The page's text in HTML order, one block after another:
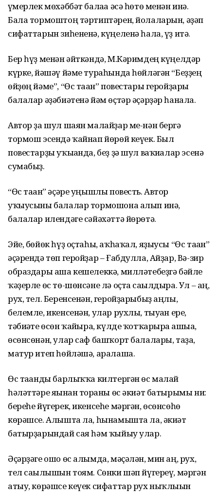
ғүмерлек мөхәббәт балаға әсә һөтө менән инә.
Бала тормоштоң тәртиптәрен, йолаларын, әҙәп
сифаттарын зиһененә, күңеленә һала, үҙ итә.
Бер һүҙ менән әйткәндә, М.Кәримдең күңелдәр
күрке, йәшәү йәме тураһында һөйләгән “Беҙҙең
өйҙөң йәме”, “Өс таған” повестары геройҙары
балалар әҙәбиәтенә йәм өҫтәр әҫәрҙәр һанала.
Автор ҙа шул шаян малайҙар ме-нән бергә
тормош эсендә ҡайнап йөрөй кеүек. Был
повестарҙы уҡығанда, беҙ ҙә шул ваҡиғалар эсенә
сумабыҙ.
“Өс таған” әҫәре уңышлы повесть. Автор
уҡыусыны балалар тормошона алып инә,
балалар илендәге сәйәхәттә йөрөтә.
Эйе, бөйөк һүҙ оҫтаһы, аҡһаҡал, яҙыусы “Өс таған”
әҫәрендә төп геройҙар – Ғабдулла, Айҙар, Вә-зир
образдары аша кешелеккә, милләтебеҙгә бәйле
ҡәҙерле өс тө-шөнсәне лә оҫта сағылдыра. Ул – аң,
рух, тел. Беренсенән, геройҙарыбыҙ аңлы,
белемле, икенсенән, улар рухлы, тыуған ере,
тәбиғәте өсөн ҡайғыра, күлде ҡотҡарырға ашыға,
өсөнсөнән, улар саф башҡорт балалары, таҙа,
матур итеп һөйләшә, аралаша.
Өс тағанды барлыҡҡа килтергән өс малай
һәләттәре яғынан торғаны өс әкиәт батырымы ни:
береһе йүгерек, икенсеһе мәргән, өсөнсөһө
көрәшсе. Алышта ла, һынамышта ла, әкиәт
батырҙарындай сая һәм ҡыйыу улар.
Әҫәрҙәге ошо өс алымда, мәҫәлән, мин аң, рух,
тел сағылышын тоям. Сөнки шәп йүгереү, мәргән
атыу, көрәшсе кеүек сифаттар рух ныҡлығын